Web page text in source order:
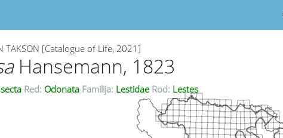
TAKSON [Catalogue of Life, 2021]
Hansemann, 1823
Red: Odonata Familija: Lestidae Rod: Lestes